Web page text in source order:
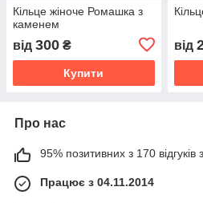
Кільце жіноче Ромашка з
каменем
від 300 ₴
Купити
від
Про нас
95% позитивних з 170 відгуків
Працює з 04.11.2014